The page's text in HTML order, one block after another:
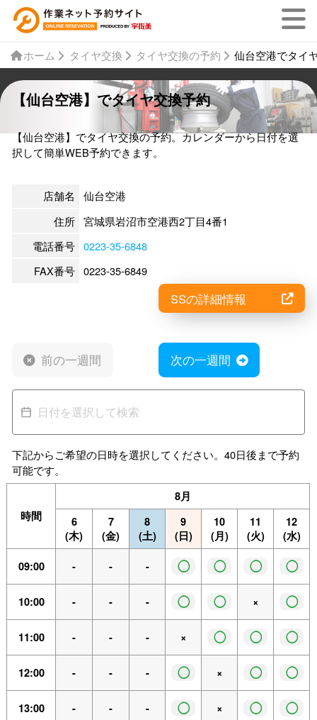
ホーム タイヤ交換 タイヤ交換の予約 仙台空港でタイ
【仙台空港】でタイヤ交換予約
【仙台空港】でタイヤ交換の予約。カレンダーから日付を選
択して簡単WEB予約できます。
店舗名
仙台空港
住所 宮城県岩沼市空港西2丁目4番1
電話番号 0223-35-6848
FAX番号 0223-35-6849
SSの詳細情報
前の一週間 次の一週間
下記からご希望の日時を選択してください。40日後まで予約
可能です。
時間
8月
6
(木)
7
(金)
8
(土)
9
(日)
10
(月)
11
(火)
12
(水)
09:00 - - - ◯ ◯ ◯ ◯
10:00 - - - ◯ ◯ × ◯
11:00 - - - × ◯ ◯ ◯
12:00 - - - ◯ × ◯ ◯
13:00 - - - ◯ × ◯ ◯